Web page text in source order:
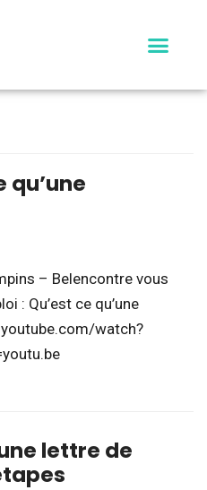
qu’une
– Belencontre vous
: Qu’est ce qu’une
watch?
lettre de